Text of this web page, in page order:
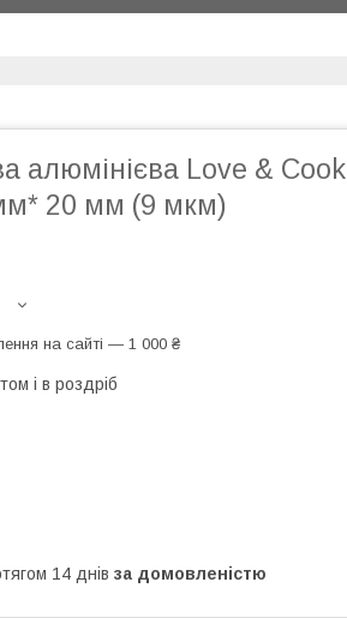
алюмінієва Love & Cook
20 мм (9 мкм)
на сайті — 1 000 ₴
і в роздріб
14 днів за домовленістю